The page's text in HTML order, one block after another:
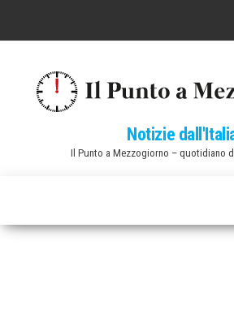
Notizie
Il Punto a Mezzogiorno – quotidiano